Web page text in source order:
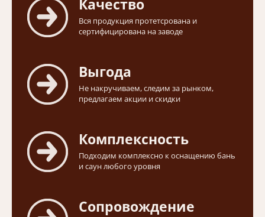
Качество
Вся продукция протетсрована и
сертифицирована на заводе
Выгода
Не накручиваем, следим за рынком,
предлагаем акции и скидки
Комплексность
Подходим комплексно к оснащению бань
и саун любого уровня
Сопровождение